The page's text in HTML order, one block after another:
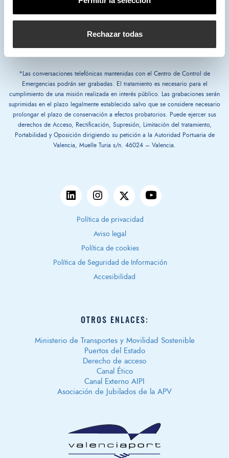
Rechazar todas
Servicio de Atención (SAC)
*Las conversaciones telefónicas mantenidas con el Centro de Control de
Emergencias podrán ser grabadas. El tratamiento es necesario para el
cumplimiento de una misión realizada en interés público. Las grabaciones serán
suprimidas en el plazo legalmente establecido salvo que se considere necesario
prolongar el plazo de conservación a efectos probatorios. Puede ejercer sus
derechos de Acceso, Rectificación, Supresión, Limitación del tratamiento,
Portabilidad y Oposición dirigiendo su petición a la Autoridad Portuaria de
Valencia, Muelle Turia s/n. 46024 – Valencia.
Política de privacidad
Aviso legal
Política de cookies
Política de Seguridad de Información
Accesibilidad
OTROS ENLACES:
Ministerio de Transportes y Movilidad Sostenible
Puertos del Estado
Derecho de acceso
Canal Ético
Canal Externo AIPI
Asociación de Jubilados de la APV